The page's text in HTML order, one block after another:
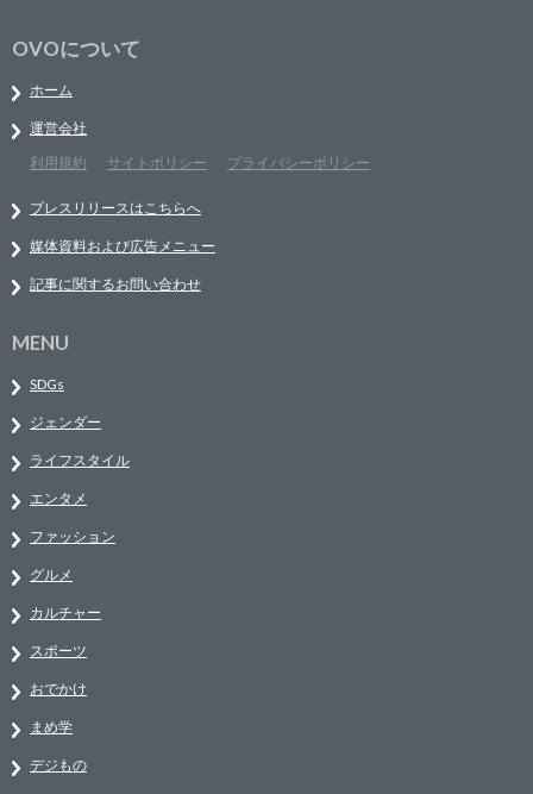
OVOについて
ホーム
運営会社
利用規約
サイトポリシー プライバシーポリシー
プレスリリースはこちらへ
媒体資料および広告メニュー
記事に関するお問い合わせ
MENU
SDGs
ジェンダー
ライフスタイル
エンタメ
ファッション
グルメ
カルチャー
スポーツ
おでかけ
まめ学
デジもの